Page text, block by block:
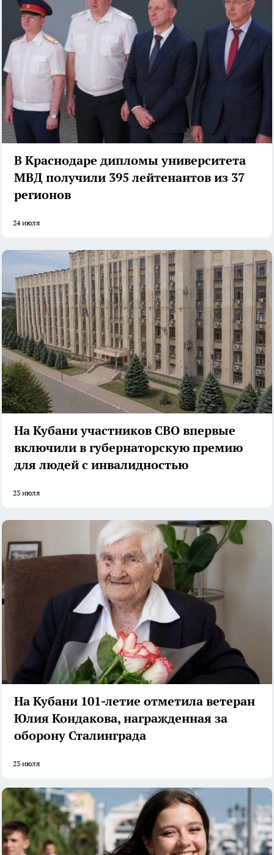
В Краснодаре дипломы университета
МВД получили 395 лейтенантов из 37
регионов
24 июля
На Кубани участников СВО впервые
включили в губернаторскую премию
для людей с инвалидностью
23 июля
На Кубани 101-летие отметила ветеран
Юлия Кондакова, награжденная за
оборону Сталинграда
23 июля